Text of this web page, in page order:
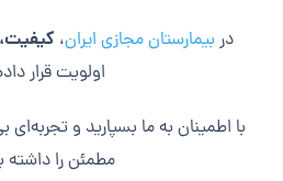
در بیمارستان مجازی ایران،
اولویت قرار
با اطمینان به ما بسپارید و
مطمئن را داشته